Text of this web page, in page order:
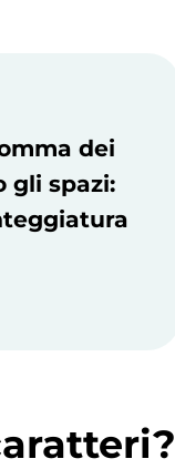
dei
gli spazi: